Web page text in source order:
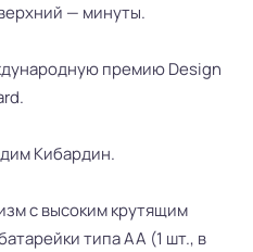
— минуты.
премию Design
Кибардин.
с высоким крутящим
типа AA (1 шт., в